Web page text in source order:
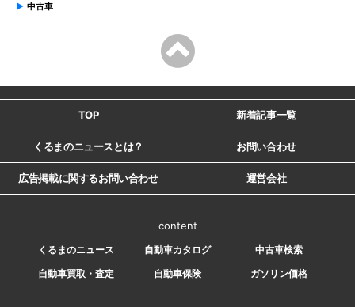
中古車
TOP 新着記事一覧
くるまのニュースとは？ お問い合わせ
広告掲載に関するお問い合わせ 運営会社
content
くるまのニュース 自動車カタログ
中古車検索
自動車買取・査定
自動車保険 ガソリン価格